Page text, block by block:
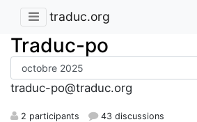
traduc.org
Traduc-po
traduc-po@traduc.org
2 participants 43 discussions